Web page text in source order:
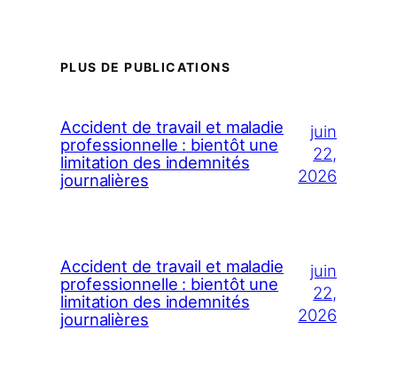
PLUS DE PUBLICATIONS
Accident de travail et maladie
professionnelle : bientôt une
limitation des indemnités
journalières
juin
22,
2026
Accident de travail et maladie
professionnelle : bientôt une
limitation des indemnités
journalières
juin
22,
2026